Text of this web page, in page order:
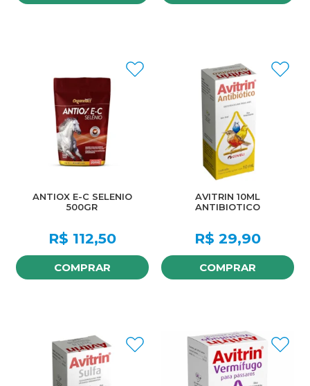
ANTIOX E-C SELENIO
500GR
R$ 112,50
COMPRAR
AVITRIN 10ML
ANTIBIOTICO
R$ 29,90
COMPRAR